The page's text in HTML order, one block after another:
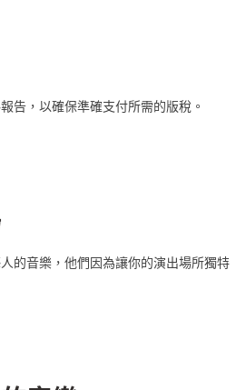
告，以確保準確支付所需的版稅。
的音樂，他們因為讓你的演出場所獨特